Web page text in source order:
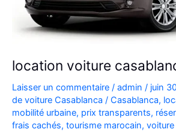
location voiture
Laisser un commentaire / admin / juin
de voiture Casablanca / Casablanca,
mobilité urbaine, prix transparents,
frais cachés, tourisme marocain,